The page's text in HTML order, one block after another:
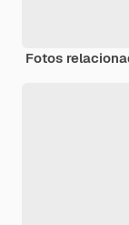
Fotos